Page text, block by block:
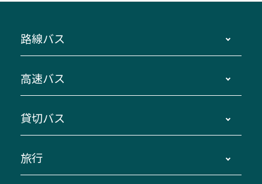
路線バス
主要停留所案内図・時刻表
路線バスのご利用方法
三重交通接近情報バスロケーションシステム
高速バス
南紀・VISON～横浜・東京・埼玉
伊賀～名古屋
貸切バス
貸切バスのご利用について
旅行